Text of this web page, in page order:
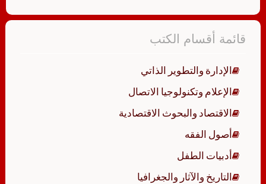
قائمة أقسام الكتب
الإدارة والتطوير الذاتي
الإعلام وتكنولوجيا الاتصال
الاقتصاد والبحوث الاقتصادية
أصول الفقه
أدبيات الطفل
التاريخ والآثار والجغرافيا